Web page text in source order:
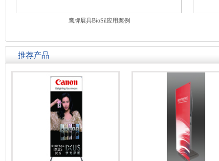
鹰牌展具BioSil应用案例
推荐产品